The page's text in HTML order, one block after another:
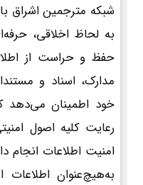
شبکه مترجمین اشراق
به لحاظ اخلاقی،
حفظ و حراست از
مدارک، اسناد و
خود اطمینان می‌دهد
رعایت کلیه اصول
امنیت اطلاعات
به‌هیچ‌عنوان